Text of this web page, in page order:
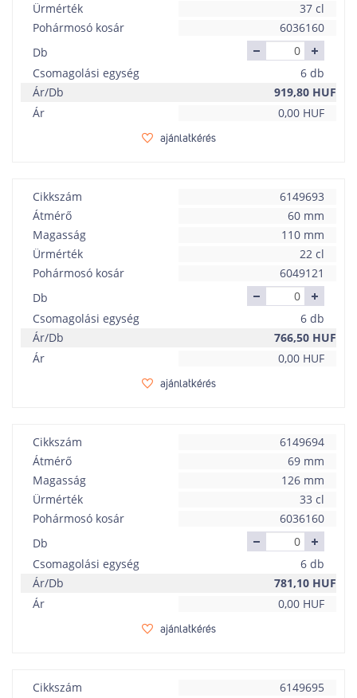
Ürmérték
37 cl
Pohármosó kosár
6036160
Db
Csomagolási egység
6 db
Ár/Db
919,80 HUF
Ár
0,00 HUF
ajánlatkérés
Cikkszám
6149693
Átmérő
60 mm
Magasság
110 mm
Ürmérték
22 cl
Pohármosó kosár
6049121
Db
Csomagolási egység
6 db
Ár/Db
766,50 HUF
Ár
0,00 HUF
ajánlatkérés
Cikkszám
6149694
Átmérő
69 mm
Magasság
126 mm
Ürmérték
33 cl
Pohármosó kosár
6036160
Db
Csomagolási egység
6 db
Ár/Db
781,10 HUF
Ár
0,00 HUF
ajánlatkérés
Cikkszám
6149695